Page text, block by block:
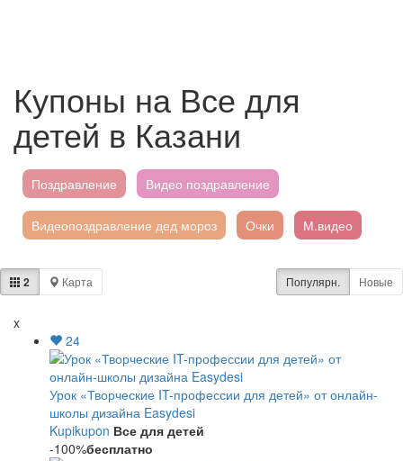
Купоны на Все для
детей в Казани
Поздравление Видео поздравление
Видеопоздравление дед мороз Очки М.видео
Твое Дед мороз
2 Карта Популярн. Новые
x
24
Урок «Творческие IT-профессии для детей» от онлайн-
школы дизайна Easydesi
Kupikupon Все для детей
-100%бесплатно